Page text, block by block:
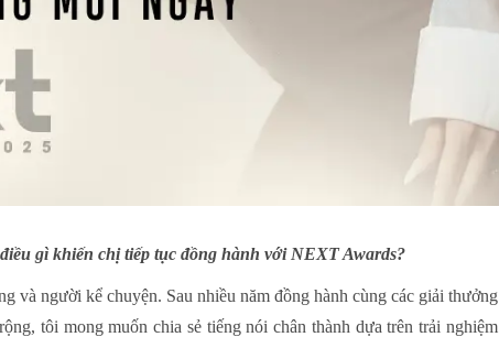
gì khiến chị tiếp tục đồng hành với NEXT Awards?
người kể chuyện. Sau nhiều năm đồng hành cùng các giải thưởng
tôi mong muốn chia sẻ tiếng nói chân thành dựa trên trải nghiệm